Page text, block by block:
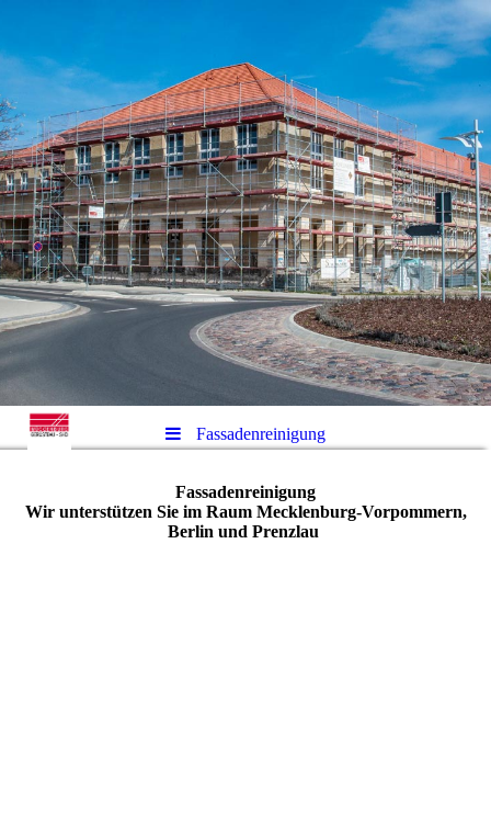
Fassadenreinigung
Fassadenreinigung
Wir unterstützen Sie im Raum Mecklenburg-Vorpommern,
Berlin und Prenzlau